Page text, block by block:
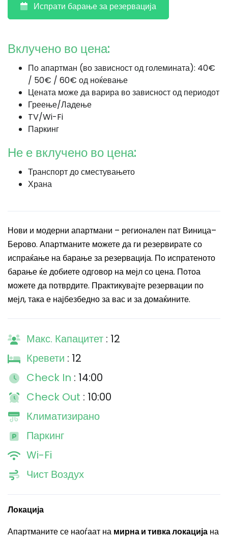
Испрати барање за резервација
Вклучено во цена:
По апартман (во зависност од големината): 40€
/ 50€ / 60€ од ноќевање
Цената може да варира во зависност од периодот
Греење/Ладење
TV/Wi-Fi
Паркинг
Не е вклучено во цена:
Транспорт до сместувањето
Храна
Нови и модерни апартмани – регионален пат Виница–
Берово. Апартманите можете да ги резервирате со
испраќање на барање за резервација. По испратеното
барање ќе добиете одговор на мејл со цена. Потоа
можете да потврдите. Практикувајте резервации по
мејл, така е најбезбедно за вас и за домаќините.
Макс. Капацитет : 12
Кревети : 12
Check In : 14:00
Check Out : 10:00
Климатизирано
Паркинг
Wi-Fi
Чист Воздух
Локација
Апартманите се наоѓаат на мирна и тивка локација на